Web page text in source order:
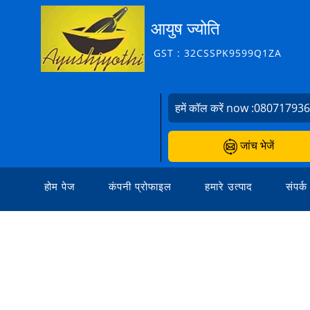
आयुष ज्योति
GST : 32CSSPK9599Q1ZA
हमें कॉल करें now :
जांच भेजें
होम पेज कंपनी प्रोफाइल हमारे उत्पाद